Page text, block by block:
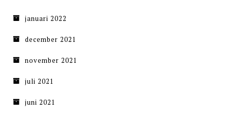
januari 2022
december 2021
november 2021
juli 2021
juni 2021